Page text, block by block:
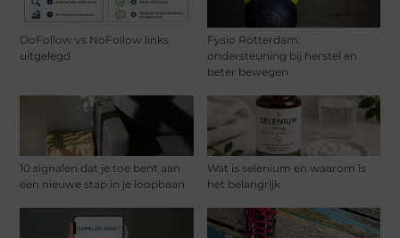
DoFollow vs NoFollow links
uitgelegd
Fysio Rotterdam:
ondersteuning bij herstel en
beter bewegen
10 signalen dat je toe bent aan
een nieuwe stap in je loopbaan
Wat is selenium en waarom is
het belangrijk